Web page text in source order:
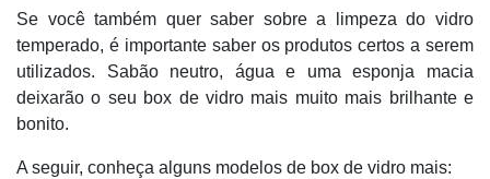
Se você também quer saber sobre a limpeza do vidro
temperado, é importante saber os produtos certos a serem
utilizados. Sabão neutro, água e uma esponja macia
deixarão o seu box de vidro mais muito mais brilhante e
bonito.
A seguir, conheça alguns modelos de box de vidro mais: